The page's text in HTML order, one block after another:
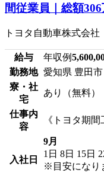
間従業員｜総額
トヨタ自動車株式会
給与 年収例
勤務地 愛知県 豊田市
寮・社
宅
あり（無料）
仕事内
容
《トヨタ期
入社日
9月
1日 8日 15日
※目安になり